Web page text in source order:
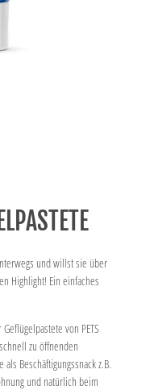
und willst sie über
Highlight! Ein einfaches
von PETS
zu öffnenden
als Beschäftigungssnack z.B.
und natürlich beim